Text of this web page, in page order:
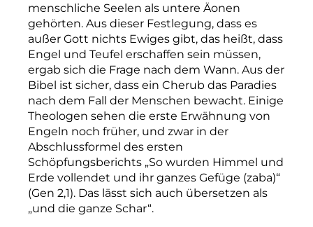
menschliche Seelen als untere Äonen
gehörten. Aus dieser Festlegung, dass es
außer Gott nichts Ewiges gibt, das heißt, dass
Engel und Teufel erschaffen sein müssen,
ergab sich die Frage nach dem Wann. Aus der
Bibel ist sicher, dass ein Cherub das Paradies
nach dem Fall der Menschen bewacht. Einige
Theologen sehen die erste Erwähnung von
Engeln noch früher, und zwar in der
Abschlussformel des ersten
Schöpfungsberichts „So wurden Himmel und
Erde vollendet und ihr ganzes Gefüge (zaba)“
(Gen 2,1). Das lässt sich auch übersetzen als
„und die ganze Schar“.